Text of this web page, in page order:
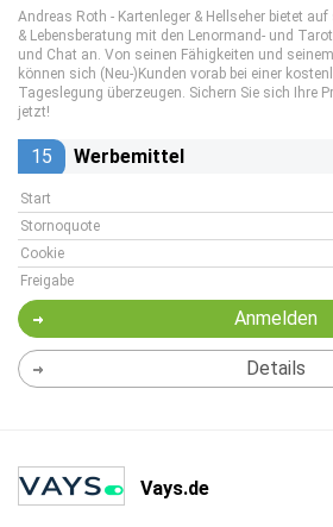
Andreas Roth - Kartenleger & Hellseher bietet
& Lebensberatung mit den Lenormand- und
und Chat an. Von seinen Fähigkeiten und
können sich (Neu-)Kunden vorab bei einer
Tageslegung überzeugen. Sichern Sie sich Ihre
jetzt!
15 Werbemittel
Start
Stornoquote
Cookie
Freigabe
Anmelden
Details
Vays.de